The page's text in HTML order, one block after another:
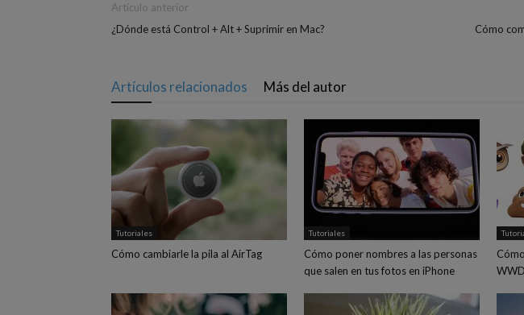
Artículo anterior
¿Dónde está Control + Alt + Suprimir en Mac?
Cómo
Artículos relacionados Más del autor
Tutoriales
Cómo cambiarle la pila al AirTag
Tutoriales
Cómo poner nombres a las personas
que salen en tus fotos en iPhone